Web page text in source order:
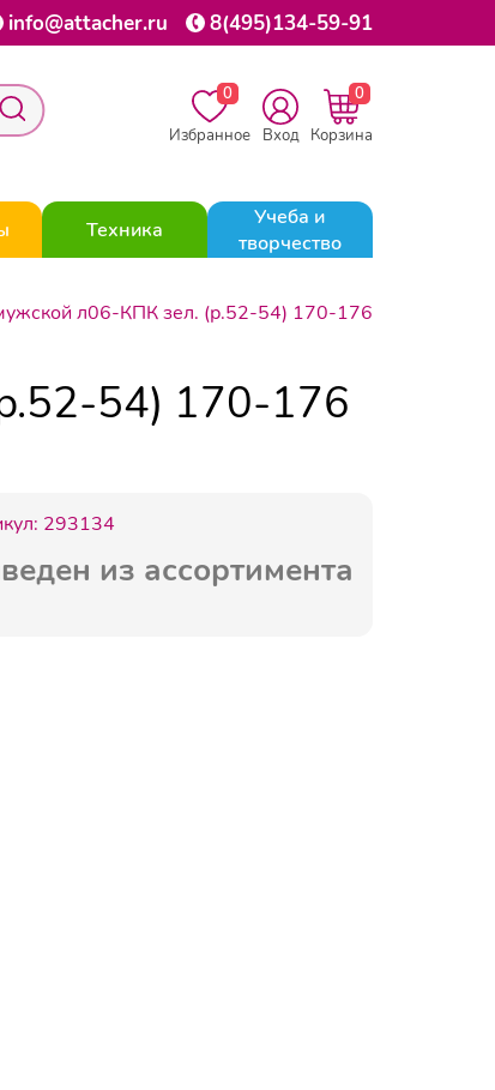
info@attacher.ru 8(495)134-59-91
0
Избранное
Вход
0
Корзина
Техника
Учеба и
творчество
л06-КПК зел. (р.52-54) 170-176
54) 170-176
293134
из ассортимента